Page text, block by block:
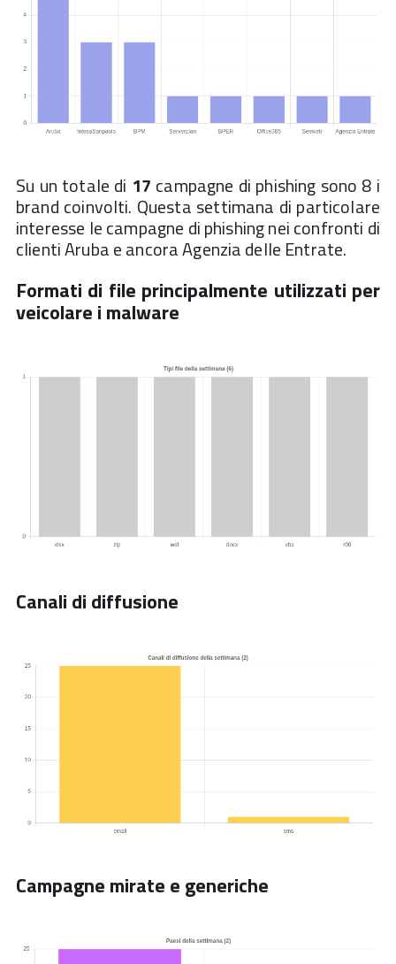
Su un totale di 17 campagne di phishing sono 8 i
brand coinvolti. Questa settimana di particolare
interesse le campagne di phishing nei confronti di
clienti Aruba e ancora Agenzia delle Entrate.
Formati di file principalmente utilizzati per
veicolare i malware
Canali di diffusione
Campagne mirate e generiche